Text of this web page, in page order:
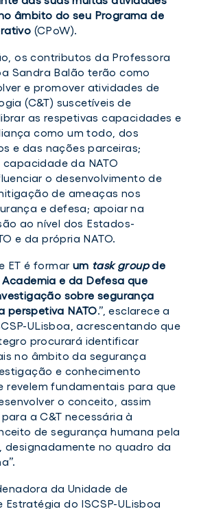
âmbito do seu Programa de
(CPoW).
os contributos da Professora
Sandra Balão terão como
e promover atividades de
(C&T) suscetíveis de
as respetivas capacidades e
como um todo, dos
e das nações parceiras;
da NATO
o desenvolvimento de
de ameaças nos
e defesa; apoiar na
ao nível dos Estados-
e da própria NATO.
ET é formar um task groupde
e da Defesa que
sobre segurança
perspetiva NATO.”, esclarece a
ULisboa, acrescentando que
procurará identificar
no âmbito da segurança
e conhecimento
revelem fundamentais para que
o conceito, assim
a C&T necessária à
de segurança humana pela
designadamente no quadro da
da Unidade de
do ISCSP-ULisboa